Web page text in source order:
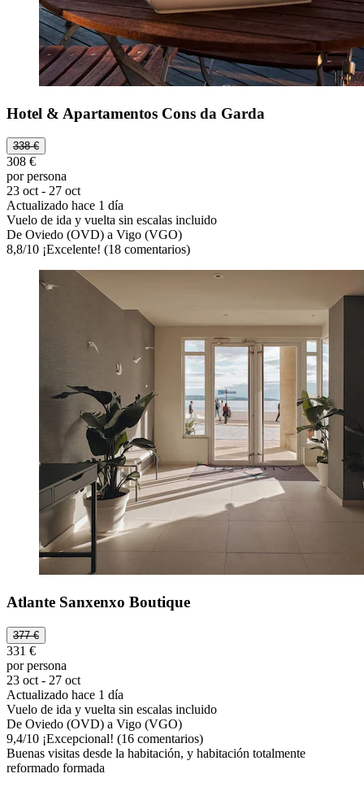
Hotel & Apartamentos Cons da Garda
338 €
308 €
por persona
23 oct - 27 oct
Actualizado hace 1 día
Vuelo de ida y vuelta sin escalas incluido
De Oviedo (OVD) a Vigo (VGO)
8,8/10 ¡Excelente! (18 comentarios)
Atlante Sanxenxo Boutique
377 €
331 €
por persona
23 oct - 27 oct
Actualizado hace 1 día
Vuelo de ida y vuelta sin escalas incluido
De Oviedo (OVD) a Vigo (VGO)
9,4/10 ¡Excepcional! (16 comentarios)
Buenas visitas desde la habitación, y habitación totalmente
reformado formada